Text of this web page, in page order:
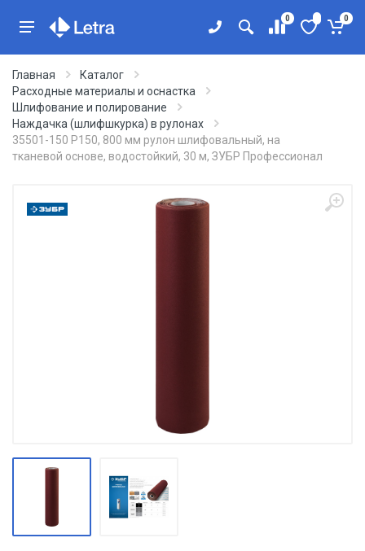
0 0
Главная
Каталог
Расходные материалы и оснастка
Шлифование и полирование
Наждачка (шлифшкурка) в рулонах
35501-150 Р150, 800 мм рулон шлифовальный, на
тканевой основе, водостойкий, 30 м, ЗУБР Профессионал